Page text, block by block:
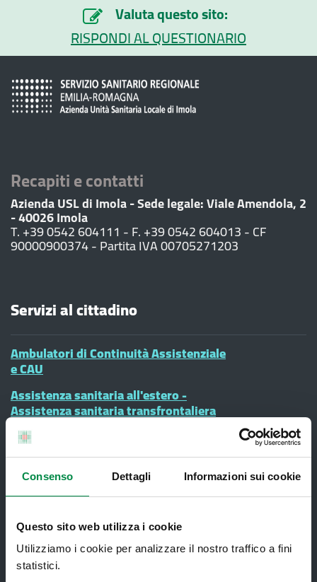
Consenso Dettagli Informazioni sui cookie
Questo sito web utilizza i cookie
Utilizziamo i cookie per analizzare il nostro traffico a fini
statistici.
Valuta questo sito:
RISPONDI AL QUESTIONARIO
Recapiti e contatti
Azienda USL di Imola - Sede legale: Viale Amendola, 2
- 40026 Imola
T. +39 0542 604111 - F. +39 0542 604013 - CF
90000900374 - Partita IVA 00705271203
Servizi al cittadino
Ambulatori di Continuità Assistenziale
e CAU
Assistenza sanitaria all'estero -
Assistenza sanitaria transfrontaliera
Consultorio Familiare
Direzione Assistenza Farmaceutica
Medici e Pediatri di Famiglia
Nucleo di Cure Primarie (NCP)